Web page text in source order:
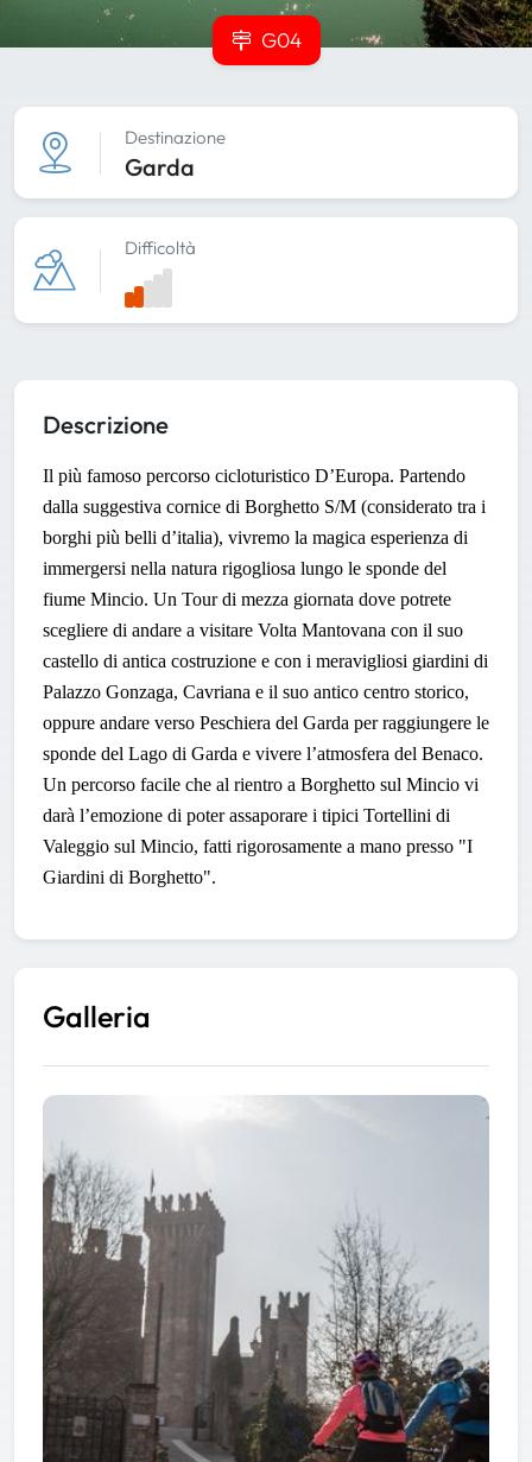
G04
Destinazione
Garda
Difficoltà
Descrizione
Il più famoso percorso cicloturistico D’Europa. Partendo
dalla suggestiva cornice di Borghetto S/M (considerato tra i
borghi più belli d’italia), vivremo la magica esperienza di
immergersi nella natura rigogliosa lungo le sponde del
fiume Mincio. Un Tour di mezza giornata dove potrete
scegliere di andare a visitare Volta Mantovana con il suo
castello di antica costruzione e con i meravigliosi giardini di
Palazzo Gonzaga, Cavriana e il suo antico centro storico,
oppure andare verso Peschiera del Garda per raggiungere le
sponde del Lago di Garda e vivere l’atmosfera del Benaco.
Un percorso facile che al rientro a Borghetto sul Mincio vi
darà l’emozione di poter assaporare i tipici Tortellini di
Valeggio sul Mincio, fatti rigorosamente a mano presso "I
Giardini di Borghetto".
Galleria